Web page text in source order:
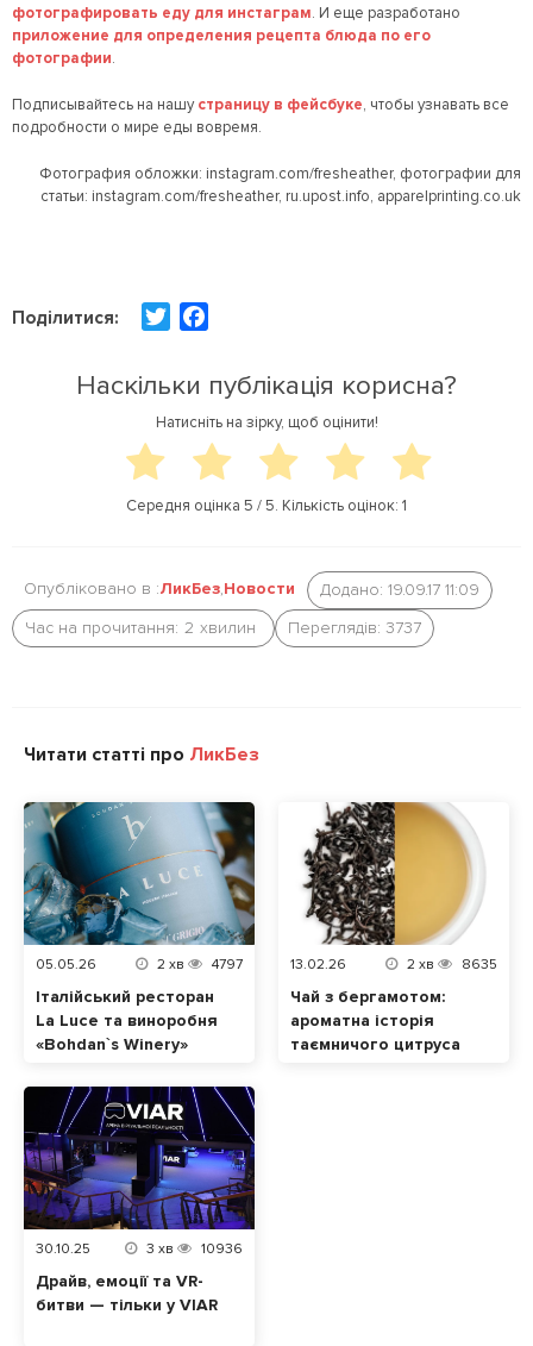
фотографировать еду для инстаграм. И еще разработано
приложение для определения рецепта блюда по его
фотографии.
Подписывайтесь на нашустраницу в фейсбуке, чтобы узнавать все
подробности о мире еды вовремя.
Фотография обложки: instagram.com/fresheather, фотографии для
статьи: instagram.com/fresheather, ru.upost.info, apparelprinting.co.uk
Поділитися:
t
t
e
b
o
k
Наскільки публікація корисна?
Натисніть на зірку, щоб оцінити!
Середня оцінка 5 / 5. Кількість оцінок: 1
Опубліковано в :ЛикБез,Новости
Додано: 19.09.17 11:09
Час на прочитання: 2 хвилин Переглядів: 3737
Читати статті про ЛикБез
05.05.26 2 хв 4797
Італійський ресторан
La Luce та виноробня
«Bohdan`s Winery»
авторське Піно
Гріджіо
13.02.26 2 хв 8635
Чай з бергамотом:
ароматна історія
таємничого цитруса
30.10.25 3 хв 10936
Драйв, емоції та VR-
битви — тільки у VIAR